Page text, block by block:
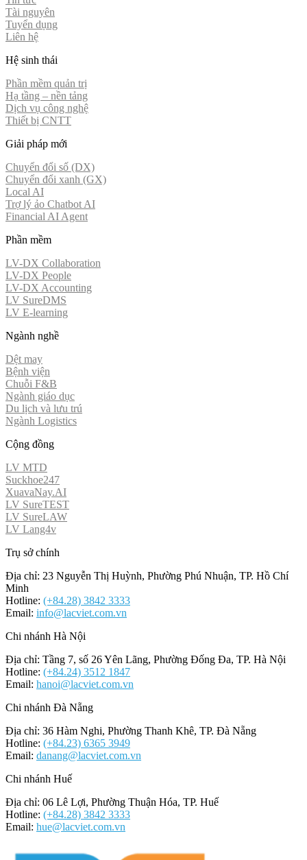
Tài nguyên
Tuyển dụng
Liên hệ
Hệ sinh thái
Phần mềm quản trị
Hạ tầng – nền tảng
Dịch vụ công nghệ
Thiết bị CNTT
Giải pháp mới
Chuyển đổi số (DX)
Chuyển đổi xanh (GX)
Local AI
Trợ lý ảo Chatbot AI
Financial AI Agent
Phần mềm
LV-DX Collaboration
LV-DX People
LV-DX Accounting
LV SureDMS
LV E-learning
Ngành nghề
Dệt may
Bệnh viện
Chuỗi F&B
Ngành giáo dục
Du lịch và lưu trú
Ngành Logistics
Cộng đồng
LV MTD
Suckhoe247
XuavaNay.AI
LV SureTEST
LV SureLAW
LV Lang4v
Trụ sở chính
Địa chỉ: 23 Nguyễn Thị Huỳnh, Phường Phú Nhuận, TP. Hồ Chí
Minh
Hotline: (+84.28) 3842 3333
Email: info@lacviet.com.vn
Chi nhánh Hà Nội
Địa chỉ: Tầng 7, số 26 Yên Lãng, Phường Đống Đa, TP. Hà Nội
Hotline: (+84.24) 3512 1847
Email: hanoi@lacviet.com.vn
Chi nhánh Đà Nẵng
Địa chỉ: 36 Hàm Nghi, Phường Thanh Khê, TP. Đà Nẵng
Hotline: (+84.23) 6365 3949
Email: danang@lacviet.com.vn
Chi nhánh Huế
Địa chỉ: 06 Lê Lợi, Phường Thuận Hóa, TP. Huế
Hotline: (+84.28) 3842 3333
Email: hue@lacviet.com.vn